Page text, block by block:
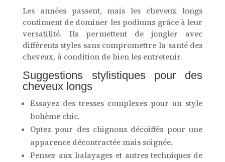
Les années passent, mais les cheveux longs
continuent de dominer les podiums grâce à leur
versatilité. Ils permettent de jongler avec
différents styles sans compromettre la santé des
cheveux, à condition de bien les entretenir.
Suggestions stylistiques pour des
cheveux longs
Essayez des tresses complexes pour un style
bohème chic.
Optez pour des chignons décoiffés pour une
apparence décontractée mais soignée.
Pensez aux balayages et autres techniques de